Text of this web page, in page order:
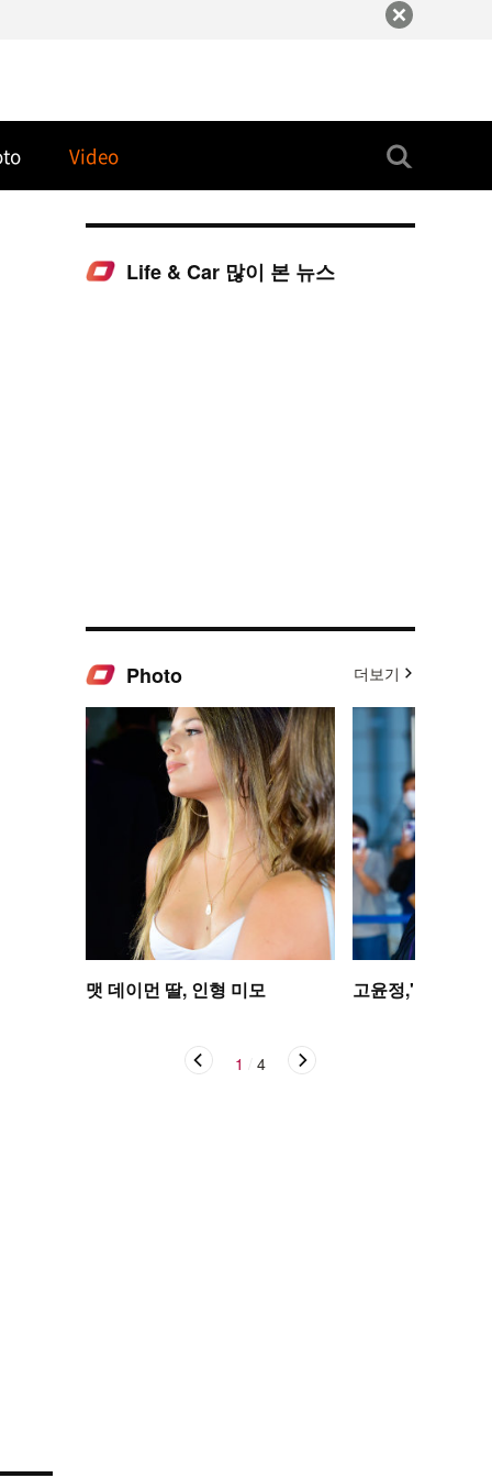
Video
Life & Car 많이 본 뉴스
Photo 더보기
맷 데이먼 딸, 인형 미모 고윤정,'탄성을
1 4